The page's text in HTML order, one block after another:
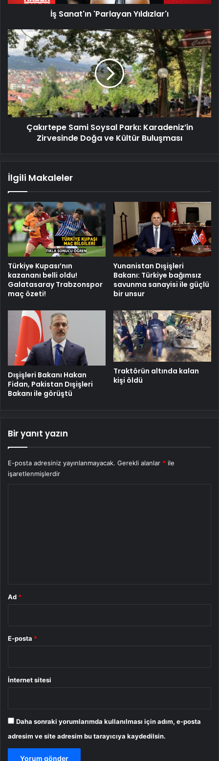
İş Sanat'ın 'Parlayan Yıldızlar'ı
Çakırtepe
Sami
Soysal
Parkı:
Karadeniz’in
Zirvesinde
Doğa
ve
Kültür
BuluşmasıÇakırtepe Sami Soysal Parkı: Karadeniz’in
Zirvesinde Doğa ve Kültür Buluşması
İlgili Makaleler
Türkiye Kupası’nın
kazananı belli oldu!
Galatasaray Trabzonspor
maç özeti!
Yunanistan Dışişleri
Bakanı: Türkiye bağımsız
savunma sanayisi ile güçlü
bir unsur
Dışişleri Bakanı Hakan
Fidan, Pakistan Dışişleri
Bakanı ile görüştü
Traktörün altında kalan
kişi öldü
Bir yanıt yazın
E-posta adresiniz yayınlanmayacak. Gerekli alanlar * ile
işaretlenmişlerdir
Ad *
E-posta *
İnternet sitesi
Daha sonraki yorumlarımda kullanılması için adım, e-posta
adresim ve site adresim bu tarayıcıya kaydedilsin.